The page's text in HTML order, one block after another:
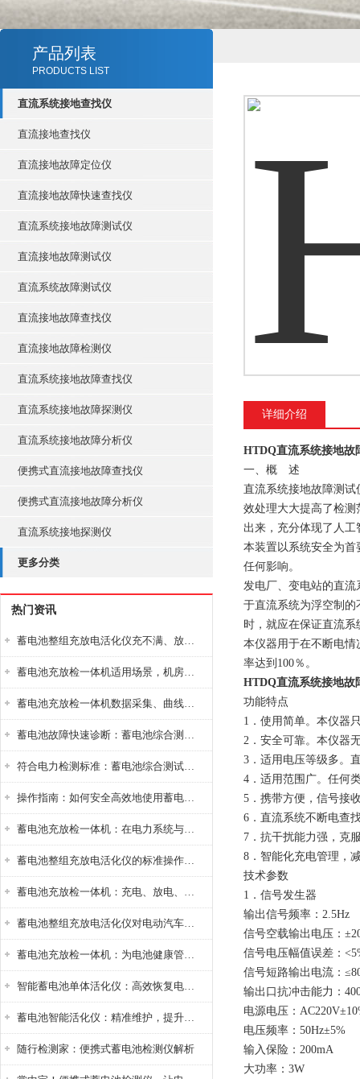
产品列表
PRODUCTS LIST
直流系统接地查找仪
直流接地查找仪
直流接地故障定位仪
直流接地故障快速查找仪
直流系统接地故障测试仪
直流接地故障测试仪
直流系统故障测试仪
直流接地故障查找仪
直流接地故障检测仪
直流系统接地故障查找仪
直流系统接地故障探测仪
直流系统接地故障分析仪
便携式直流接地故障查找仪
便携式直流接地故障分析仪
直流系统接地探测仪
更多分类
热门资讯
蓄电池整组充放电活化仪充不满、放不完怎么办？
蓄电池充放检一体机适用场景，机房基站变电站铅酸蓄电池维护检测应用
蓄电池充放检一体机数据采集、曲线分析与电池健康状态智能评估功能详解
蓄电池故障快速诊断：蓄电池综合测试仪判断落后电池的方法与标准
符合电力检测标准：蓄电池综合测试仪测试规范与精度校准方法详解
操作指南：如何安全高效地使用蓄电池智能活化仪？
蓄电池充放检一体机：在电力系统与储能设备中的创新应用，确保蓄电池性能与可靠性
蓄电池整组充放电活化仪的标准操作流程：从接线设置到充放电参数设定的安全规范
蓄电池充放检一体机：充电、放电、检测三功能集成设备
蓄电池整组充放电活化仪对电动汽车电池有帮助吗？
蓄电池充放检一体机：为电池健康管理提供一站式解决方案
智能蓄电池单体活化仪：高效恢复电池性能，延长蓄电池使用寿命
蓄电池智能活化仪：精准维护，提升电池健康状态
随行检测家：便携式蓄电池检测仪解析
详细介绍
HTDQ直流系统接地故
一、概 述
直流系统接地故障测
效处理大大提高了检
出来，充分体现了人
本装置以系统安全为
任何影响。
发电厂、变电站的直
于直流系统为浮空制
时，就应在保证直流
本仪器用于在不断电
率达到100％。
HTDQ直流系统接地故
功能特点
1．使用简单。本仪器
2．安全可靠。本仪器
3．适用电压等级多。
4．适用范围广。任何
5．携带方便，信号接
6．直流系统不断电查
7．抗干扰能力强，克
8．智能化充电管理，
技术参数
1．信号发生器
输出信号频率：2.5Hz
信号空载输出电压：
信号电压幅值误差：
信号短路输出电流：
输出口抗冲击能力：
电源电压：
电压频率：50Hz±5%
输入保险：200mA
大功率：3W